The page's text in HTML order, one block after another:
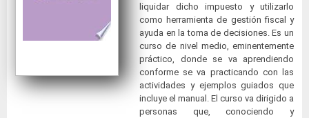
liquidar dicho impuesto y utilizarlo
como herramienta de gestión fiscal y
ayuda en la toma de decisiones. Es un
curso de nivel medio, eminentemente
práctico, donde se va aprendiendo
conforme se va practicando con las
actividades y ejemplos guiados que
incluye el manual. El curso va dirigido a
personas que, conociendo y